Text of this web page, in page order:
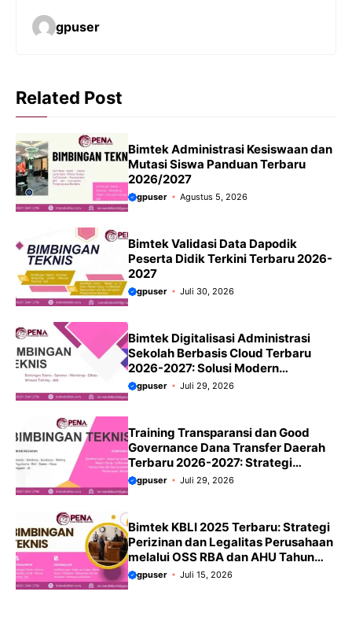
gpuser
Related Post
Bimtek Administrasi Kesiswaan dan
Mutasi Siswa Panduan Terbaru
2026/2027
gpuser Agustus 5, 2026
Bimtek Validasi Data Dapodik
Peserta Didik Terkini Terbaru 2026-
2027
gpuser Juli 30, 2026
Bimtek Digitalisasi Administrasi
Sekolah Berbasis Cloud Terbaru
2026-2027: Solusi Modern
Meningkatkan Efisiensi dan Tata
Kelola Sekolah
gpuser Juli 29, 2026
Training Transparansi dan Good
Governance Dana Transfer Daerah
Terbaru 2026-2027: Strategi
Mewujudkan Tata Kelola yang
Akuntabel dan Transparan
gpuser Juli 29, 2026
Bimtek KBLI 2025 Terbaru: Strategi
Perizinan dan Legalitas Perusahaan
melalui OSS RBA dan AHU Tahun
2026 Panduan Terbaru
gpuser Juli 15, 2026